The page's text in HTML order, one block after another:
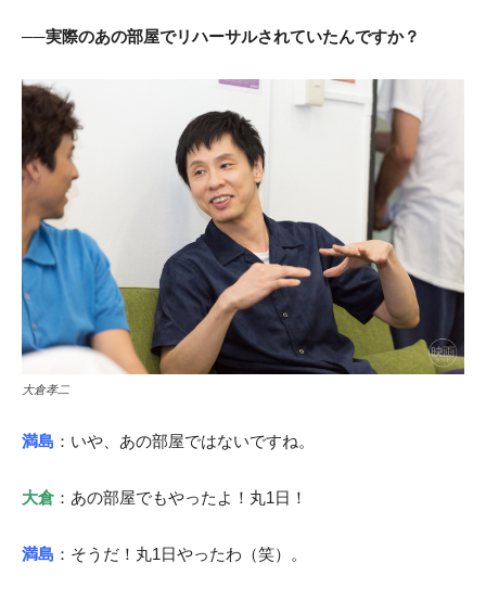
──実際のあの部屋でリハーサルされていたんですか？
大倉孝二
満島 ：いや、あの部屋ではないですね。
大倉：あの部屋でもやったよ！丸1日！
満島 ：そうだ！丸1日やったわ（笑）。